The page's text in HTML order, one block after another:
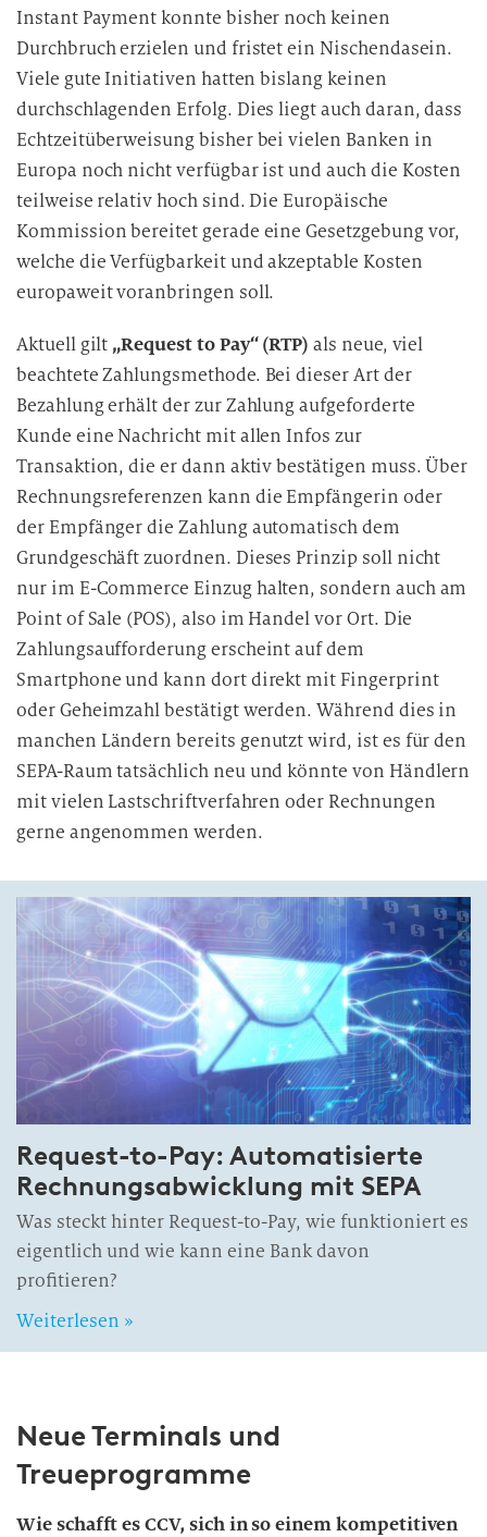
Instant Payment konnte bisher noch keinen
Durchbruch erzielen und fristet ein Nischendasein.
Viele gute Initiativen hatten bislang keinen
durchschlagenden Erfolg. Dies liegt auch daran, dass
Echtzeitüberweisung bisher bei vielen Banken in
Europa noch nicht verfügbar ist und auch die Kosten
teilweise relativ hoch sind. Die Europäische
Kommission bereitet gerade eine Gesetzgebung vor,
welche die Verfügbarkeit und akzeptable Kosten
europaweit voranbringen soll.
Aktuell gilt „Request to Pay“ (RTP) als neue, viel
beachtete Zahlungsmethode. Bei dieser Art der
Bezahlung erhält der zur Zahlung aufgeforderte
Kunde eine Nachricht mit allen Infos zur
Transaktion, die er dann aktiv bestätigen muss. Über
Rechnungsreferenzen kann die Empfängerin oder
der Empfänger die Zahlung automatisch dem
Grundgeschäft zuordnen. Dieses Prinzip soll nicht
nur im E-Commerce Einzug halten, sondern auch am
Point of Sale (POS), also im Handel vor Ort. Die
Zahlungsaufforderung erscheint auf dem
Smartphone und kann dort direkt mit Fingerprint
oder Geheimzahl bestätigt werden. Während dies in
manchen Ländern bereits genutzt wird, ist es für den
SEPA-Raum tatsächlich neu und könnte von Händlern
mit vielen Lastschriftverfahren oder Rechnungen
gerne angenommen werden.
Request-to-Pay: Automatisierte
Rechnungsabwicklung mit SEPA
Was steckt hinter Request-to-Pay, wie funktioniert es
eigentlich und wie kann eine Bank davon
profitieren?
Weiterlesen »
Neue Terminals und
Treueprogramme
Wie schafft es CCV, sich in so einem kompetitiven